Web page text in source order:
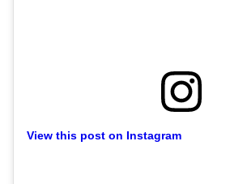
View this post on Instagram